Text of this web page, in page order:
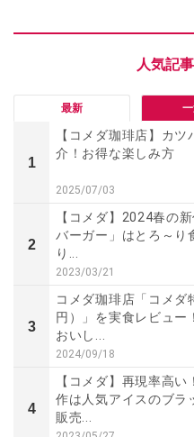
最新
1
【コメダ珈琲店】カ
介！お得な楽しみ方
2025/07/03
2
【コメダ】2024春の
バーガー」はとろ～り
り...
2023/03/21
3
コメダ珈琲店「コメダ
円）」を実食レビュー
おいし...
2024/09/18
4
【コメダ】再現率高
作は人気アイスのブラ
販売...